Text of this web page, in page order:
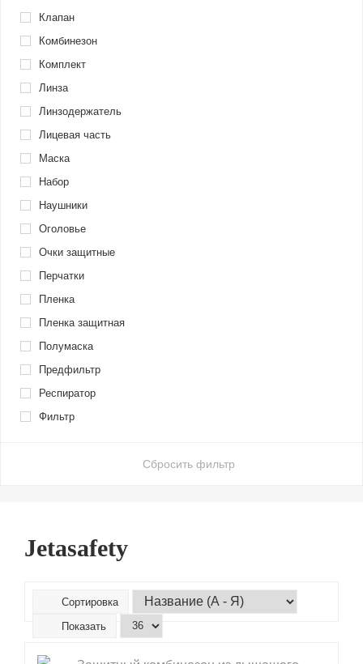
Клапан
Комбинезон
Комплект
Линза
Линзодержатель
Лицевая часть
Маска
Набор
Наушники
Оголовье
Очки защитные
Перчатки
Пленка
Пленка защитная
Полумаска
Предфильтр
Респиратор
Фильтр
Сбросить фильтр
Jetasafety
Сортировка
Показать